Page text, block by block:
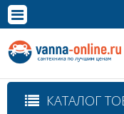
Полная версия сайта
КАТАЛОГ